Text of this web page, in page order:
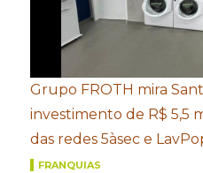
Grupo FROTH mira
investimento de R$ 5,5
das redes 5àsec e
FRANQUIAS